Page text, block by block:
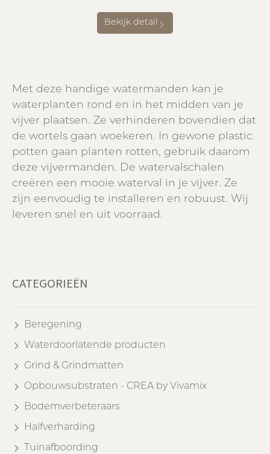
Bekijk detail
Met deze handige watermanden kan je
waterplanten rond en in het midden van je
vijver plaatsen. Ze verhinderen bovendien dat
de wortels gaan woekeren. In gewone plastic
potten gaan planten rotten, gebruik daarom
deze vijvermanden. De watervalschalen
creëren een mooie waterval in je vijver. Ze
zijn eenvoudig te installeren en robuust. Wij
leveren snel en uit voorraad.
CATEGORIEËN
Beregening
Waterdoorlatende producten
Grind & Grindmatten
Opbouwsubstraten - CREA by Vivamix
Bodemverbeteraars
Halfverharding
Tuinafboording